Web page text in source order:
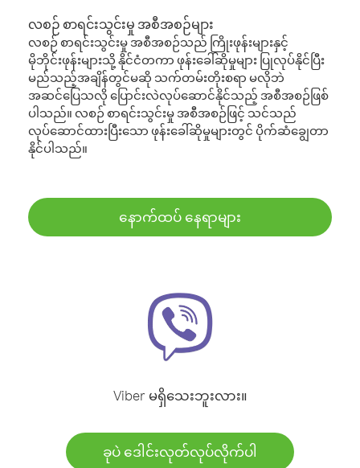
လစဉ် စာရင်းသွင်းမှု အစီအစဉ်များ
လစဉ် စာရင်းသွင်းမှု အစီအစဉ်သည် ကြိုးဖုန်းများနှင့်
မိုဘိုင်းဖုန်းများသို့ နိုင်ငံတကာ ဖုန်းခေါ်ဆိုမှုများ ပြုလုပ်နိုင်ပြီး
မည်သည့်အချိန်တွင်မဆို သက်တမ်းတိုးစရာ မလိုဘဲ
အဆင်ပြေသလို ပြောင်းလဲလုပ်ဆောင်နိုင်သည့် အစီအစဉ်ဖြစ်
ပါသည်။ လစဉ် စာရင်းသွင်းမှု အစီအစဉ်ဖြင့် သင်သည်
လုပ်ဆောင်ထားပြီးသော ဖုန်းခေါ်ဆိုမှုများတွင် ပိုက်ဆံချွေတာ
နိုင်ပါသည်။
နောက်ထပ် နေရာများ
Viber မရှိသေးဘူးလား။
ခုပဲ ဒေါင်းလုတ်လုပ်လိုက်ပါ